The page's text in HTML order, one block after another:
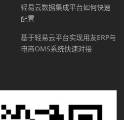
轻易云数据集成平台如何快速
配置
基于轻易云平台实现用友ERP与
电商OMS系统快速对接